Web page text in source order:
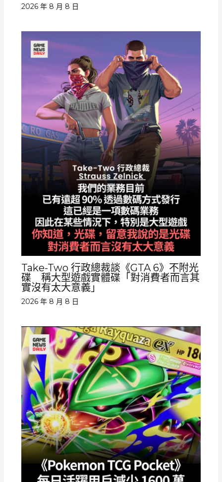
2026 年 8 月 8 日
Take-Two 行政總裁談《GTA 6》不附光
碟 稱大型遊戲實體碟「對消費者而言其
實沒有太大意義」
2026 年 8 月 8 日